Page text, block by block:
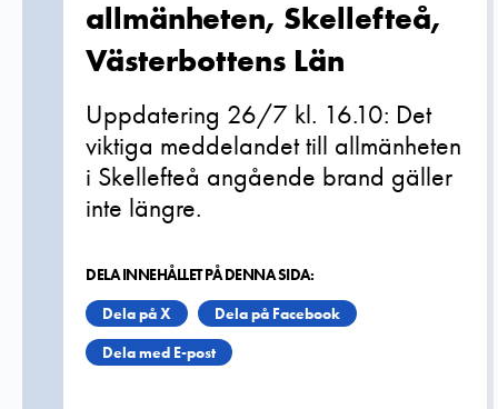
allmänheten, Skellefteå,
Västerbottens Län
Uppdatering 26/7 kl. 16.10: Det
viktiga meddelandet till allmänheten
i Skellefteå angående brand gäller
inte längre.
DELA INNEHÅLLET PÅ DENNA SIDA:
Dela på X
Dela på Facebook
Dela med E-post